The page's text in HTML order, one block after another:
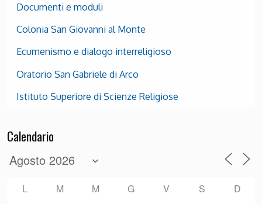
Documenti e moduli
Colonia San Giovanni al Monte
Ecumenismo e dialogo interreligioso
Oratorio San Gabriele di Arco
Istituto Superiore di Scienze Religiose
Calendario
L M M G V S D